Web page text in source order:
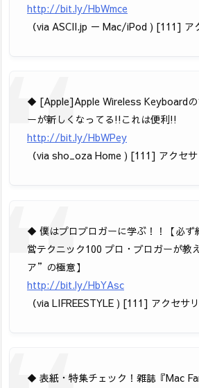
http://bit.ly/HbWmce
（via ASCII.jp － Mac/iPod ) [111] ア
◆ [Apple]Apple Wireless Keyboardの
ーが新しくなってる!!これは便利!!
http://bit.ly/HbWPey
（via sho_oza Home ) [111] アクセ
◆ 僕はプロブロガーに学ぶ！！【必ず
営テクニック100 プロ・ブロガーが教
ア”の極意】
http://bit.ly/HbYAsc
（via LIFREESTYLE ) [111] アクセサ
◆ 表紙・特集チェック！雑誌『Mac